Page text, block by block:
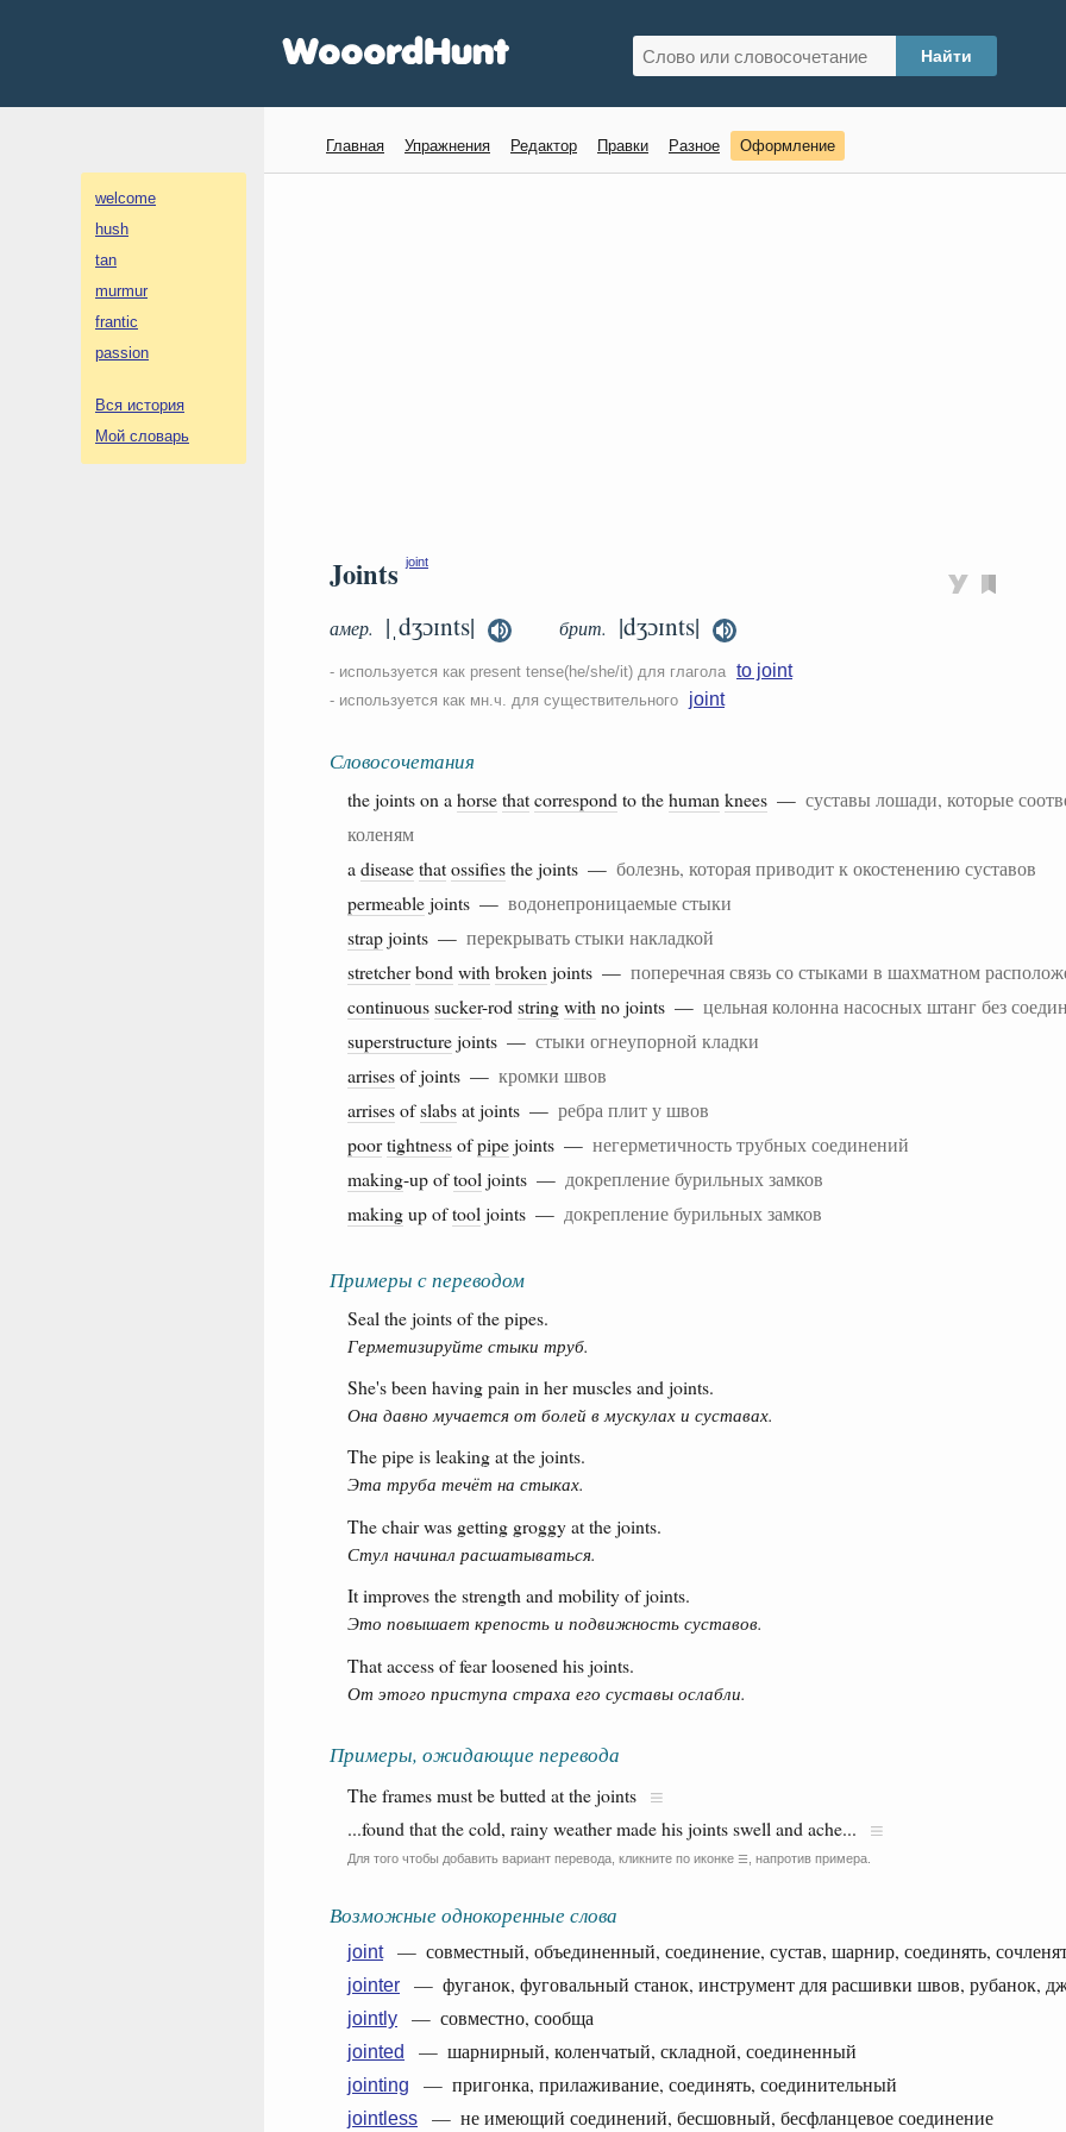
welcome
hush
tan
murmur
frantic
passion
Вся история
Мой словарь
Главная Упражнения Редактор Правки Разное Оформление
Joints joint
амер. |ˌdʒɔɪnts| брит. |dʒɔɪnts|
- используется как present tense(he/she/it) для глагола to joint
- используется как мн.ч. для существительного joint
Словосочетания
the joints on a horsethatcorrespond to thehuman knees — суставы лошади, которые
коленям
a diseasethatossifiesthe joints — болезнь, которая приводит к окостенению суставов
permeablejoints — водонепроницаемые стыки
strapjoints — перекрывать стыки накладкой
stretcherbond with broken joints — поперечная связь со стыками в шахматном
continuoussucker-rod stringwith no joints — цельная колонна насосных штанг без
superstructurejoints — стыки огнеупорной кладки
arrisesof joints — кромки швов
arrisesofslabsat joints — ребра плит у швов
poortightnessofpipejoints — негерметичность трубных соединений
making-up oftool joints — докрепление бурильных замков
makingup oftool joints — докрепление бурильных замков
Примеры с переводом
Seal the joints of the pipes.
Герметизируйте стыки труб.
She's been having pain in her muscles and joints.
Она давно мучается от болей в мускулах и суставах.
The pipe is leaking at the joints.
Эта труба течёт на стыках.
The chair was getting groggy at the joints.
Стул начинал расшатываться.
It improves the strength and mobility of joints.
Это повышает крепость и подвижность суставов.
That access of fear loosened his joints.
От этого приступа страха его суставы ослабли.
Примеры, ожидающие перевода
The frames must be butted at the joints
...found that the cold, rainy weather made his joints swell and ache...
Для того чтобы добавить вариант перевода, кликните по иконке ☰ , напротив примера.
Возможные однокоренные слова
joint— совместный, объединенный, соединение, сустав, шарнир, соединять,
jointer — фуганок, фуговальный станок, инструмент для расшивки швов, рубанок,
jointly — совместно, сообща
jointed — шарнирный, коленчатый, складной, соединенный
jointing — пригонка, прилаживание, соединять, соединительный
jointless — не имеющий соединений, бесшовный, бесфланцевое соединение